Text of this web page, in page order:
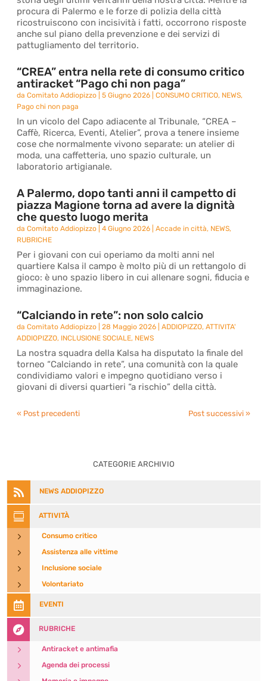
procura di Palermo e le forze di polizia della città
ricostruiscono con incisività i fatti, occorrono risposte
anche sul piano della prevenzione e dei servizi di
pattugliamento del territorio.
“CREA” entra nella rete di consumo critico
antiracket “Pago chi non paga”
daComitato Addiopizzo |5 Giugno 2026 |CONSUMO CRITICO, NEWS,
Pago chi non paga
In un vicolo del Capo adiacente al Tribunale, “CREA –
Caffè, Ricerca, Eventi, Atelier”, prova a tenere insieme
cose che normalmente vivono separate: un atelier di
moda, una caffetteria, uno spazio culturale, un
laboratorio artigianale.
A Palermo, dopo tanti anni il campetto di
piazza Magione torna ad avere la dignità
che questo luogo merita
daComitato Addiopizzo |4 Giugno 2026 |Accade in città, NEWS,
RUBRICHE
Per i giovani con cui operiamo da molti anni nel
quartiere Kalsa il campo è molto più di un rettangolo di
gioco: è uno spazio libero in cui allenare sogni, fiducia e
immaginazione.
“Calciando in rete”: non solo calcio
daComitato Addiopizzo |28 Maggio 2026 |ADDIOPIZZO,ATTIVITA'
ADDIOPIZZO, INCLUSIONE SOCIALE, NEWS
La nostra squadra della Kalsa ha disputato la finale del
torneo “Calciando in rete”, una comunità con la quale
condividiamo valori e impegno quotidiano verso i
giovani di diversi quartieri “a rischio” della città.
« Post precedenti Post successivi »
CATEGORIE ARCHIVIO
 NEWS ADDIOPIZZO
 ATTIVITÀ
5 Consumo critico
5 Assistenza alle vittime
5 Inclusione sociale
5 Volontariato
 EVENTI
 RUBRICHE
5 Antiracket e antimafia
5 Agenda dei processi